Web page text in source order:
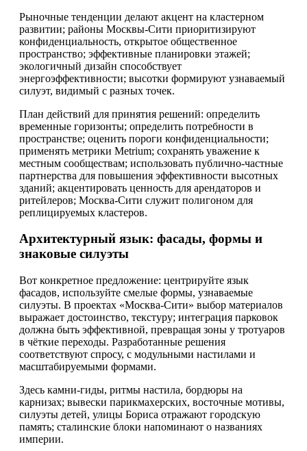
Рыночные тенденции делают акцент на кластерном
развитии; районы Москвы-Сити приоритизируют
конфиденциальность, открытое общественное
пространство; эффективные планировки этажей;
экологичный дизайн способствует
энергоэффективности; высотки формируют узнаваемый
силуэт, видимый с разных точек.
План действий для принятия решений: определить
временные горизонты; определить потребности в
пространстве; оценить пороги конфиденциальности;
применять метрики Metrium; сохранять уважение к
местным сообществам; использовать публично-частные
партнерства для повышения эффективности высотных
зданий; акцентировать ценность для арендаторов и
ритейлеров; Москва-Сити служит полигоном для
реплицируемых кластеров.
Архитектурный язык: фасады, формы и
знаковые силуэты
Вот конкретное предложение: центрируйте язык
фасадов, используйте смелые формы, узнаваемые
силуэты. В проектах «Москва-Сити» выбор материалов
выражает достоинство, текстуру; интеграция парковок
должна быть эффективной, превращая зоны у тротуаров
в чёткие переходы. Разработанные решения
соответствуют спросу, с модульными настилами и
масштабируемыми формами.
Здесь камни-гиды, ритмы настила, бордюры на
карнизах; вывески парикмахерских, восточные мотивы,
силуэты детей, улицы Бориса отражают городскую
память; сталинские блоки напоминают о названиях
империи.